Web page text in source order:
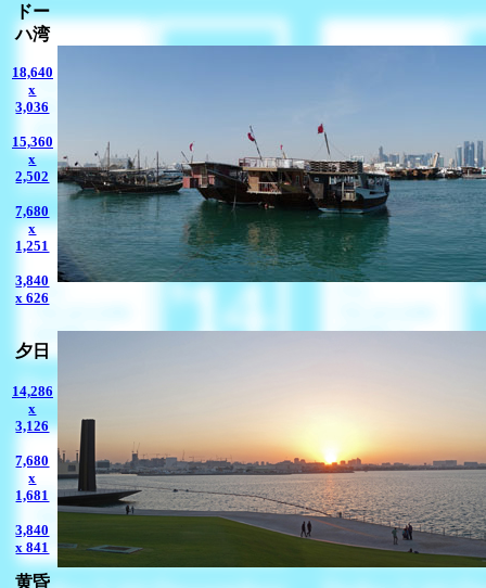
ドー
ハ湾
18,640
x
3,036
15,360
x
2,502
7,680
x
1,251
3,840
x 626
夕日
14,286
x
3,126
7,680
x
1,681
3,840
x 841
黄昏